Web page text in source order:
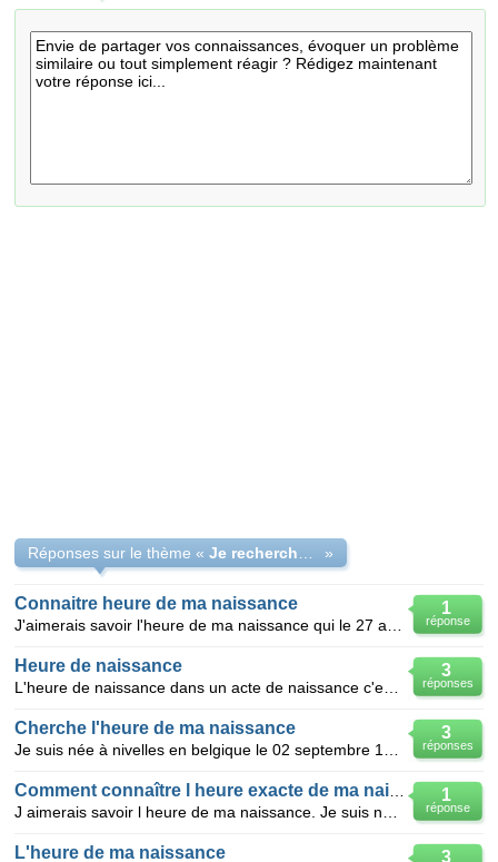
Réponses sur le thème « »
1
réponse
Connaitre heure de ma naissance
3
réponses
Heure de naissance
3
réponses
Cherche l'heure de ma naissance
1
réponse
3
L'heure de ma naissance